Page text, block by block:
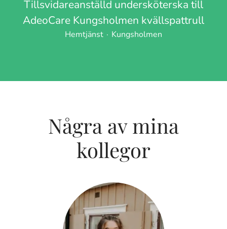
Tillsvidareanställd undersköterska till
AdeoCare Kungsholmen kvällspattrull
Hemtjänst · Kungsholmen
Några av mina
kollegor